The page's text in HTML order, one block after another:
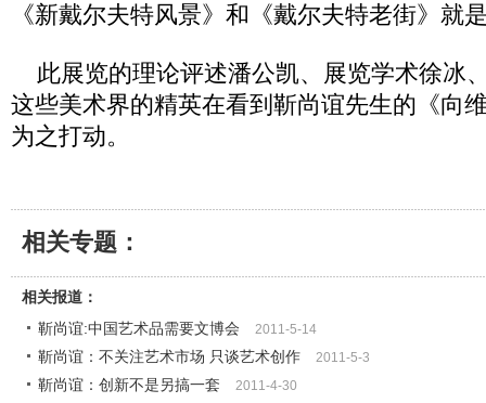
《新戴尔夫特风景》和《戴尔夫特老街》就
此展览的理论评述潘公凯、展览学术徐冰
这些美术界的精英在看到靳尚谊先生的《向
为之打动。
相关专题：
相关报道：
靳尚谊:中国艺术品需要文博会
2011-5-14
靳尚谊：不关注艺术市场 只谈艺术创作 2011-5-3
靳尚谊：创新不是另搞一套 2011-4-30